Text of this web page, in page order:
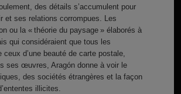
des détails s’accumulent pour
et ses relations corrompues. Les
ou la « théorie du paysage » élaborés à
qui considéraient que tous les
d’une beauté de carte postale,
ses œuvres, Aragón donne à voir le
des sociétés étrangères et la façon
illicites.